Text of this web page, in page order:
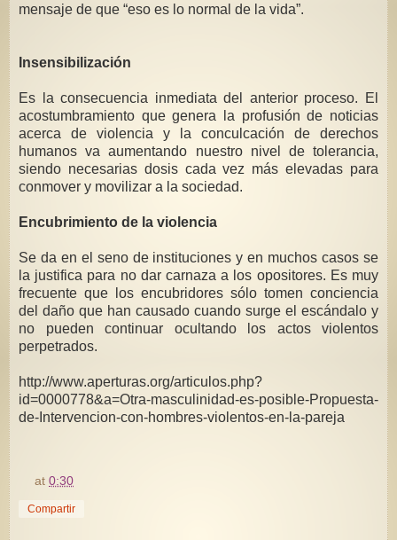
mensaje de que “eso es lo normal de la vida”.
Insensibilización
Es la consecuencia inmediata del anterior proceso. El
acostumbramiento que genera la profusión de noticias
acerca de violencia y la conculcación de derechos
humanos va aumentando nuestro nivel de tolerancia,
siendo necesarias dosis cada vez más elevadas para
conmover y movilizar a la sociedad.
Encubrimiento de la violencia
Se da en el seno de instituciones y en muchos casos se
la justifica para no dar carnaza a los opositores. Es muy
frecuente que los encubridores sólo tomen conciencia
del daño que han causado cuando surge el escándalo y
no pueden continuar ocultando los actos violentos
perpetrados.
http://www.aperturas.org/articulos.php?
id=0000778&a=Otra-masculinidad-es-posible-Propuesta-
de-Intervencion-con-hombres-violentos-en-la-pareja
at0:30
Compartir